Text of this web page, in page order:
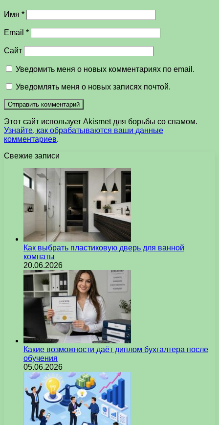
Имя *
Email *
Сайт
Уведомить меня о новых комментариях по email.
Уведомлять меня о новых записях почтой.
Этот сайт использует Akismet для борьбы со спамом.
Узнайте, как обрабатываются ваши данные
комментариев.
Свежие записи
Как выбрать пластиковую дверь для ванной
комнаты
20.06.2026
Какие возможности даёт диплом бухгалтера после
обучения
05.06.2026